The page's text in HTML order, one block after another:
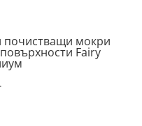
почистващи мокри
Fairy